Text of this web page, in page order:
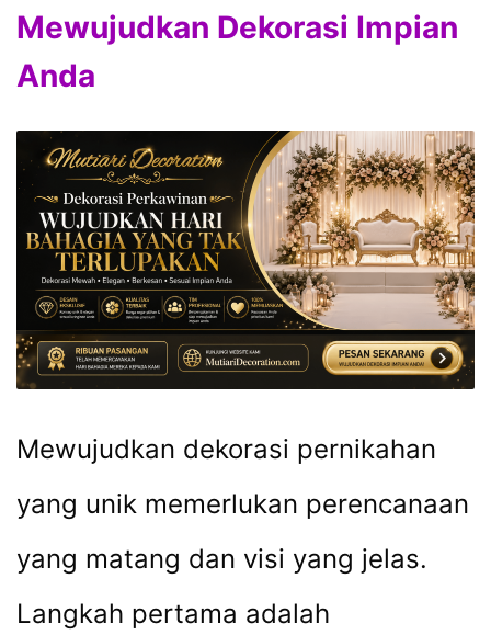
Mewujudkan Dekorasi Impian
Anda
Mewujudkan dekorasi pernikahan
yang unik memerlukan perencanaan
yang matang dan visi yang jelas.
Langkah pertama adalah